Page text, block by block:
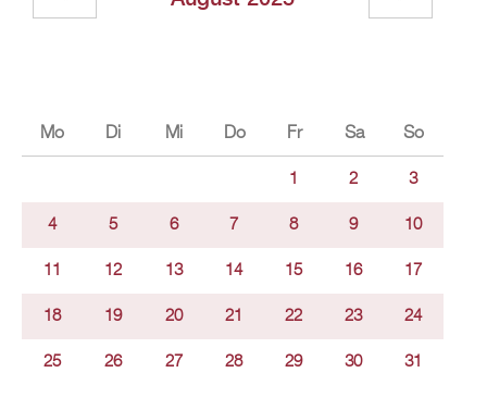
Mo Di Mi Do Fr Sa So
1 2 3
4 5 6 7 8 9 10
11 12 13 14 15 16 17
18 19 20 21 22 23 24
25 26 27 28 29 30 31